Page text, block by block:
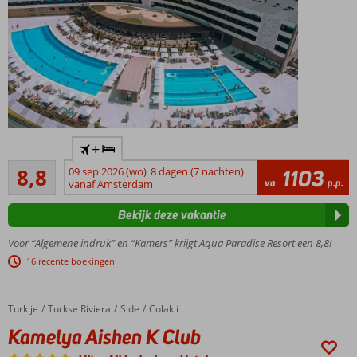
bioscoop
en nog
veel meer
onbeperkt
toegang
tot het
grootste
van
Bulgarije!
Op korte
afstand
strand en
historisch
Nessebar
8,8Aanrader
704
beoordelingen
+
09 sep 2026 (wo) 8 dagen (7 nachten)
vanaf Amsterdam
va 1103 p.p.
Voor “Algemene indruk” en “Kamers” krijgt Aqua Paradise Resort een 8,8!
16 recente boekingen
Bekijk deze vakantie
Home
Turkije Turkse Riviera Side Colakli
Kamelya Aishen K Club
Kamelya Aishen K Club